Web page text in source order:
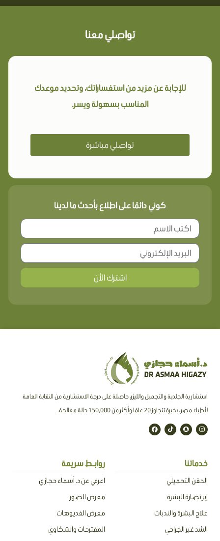
تواصلي معنا
للإجابة عن مزيد من استفساراتك، وتحديد موعدك
المناسب بسهولة ويسر.
تواصلي مباشرة
كوني دائمًا على اطلاع بأحدث ما لدينا
اشترك الأن
استشارية الجلدية والتجميل والليزر، حاصلة على درجة الاستشارية من النقابة العامة
لأطباء مصر ، بخبرة تتجاوز 20 عامًا وأكثر من 150,000 حالة معالجة.
I
n
s
a
S
n
a
a
t
T
i
k
F
a
c
خدماتنا
الحقن التجميلي
إبر نضارة البشرة
علاج البشرة والندبات
الشد غير الجراحي
روابـط سريعة
اعرفي عن د. أسماء حجازي
معرض الصور
معرض الفديوهات
المقترحات والشكاوي